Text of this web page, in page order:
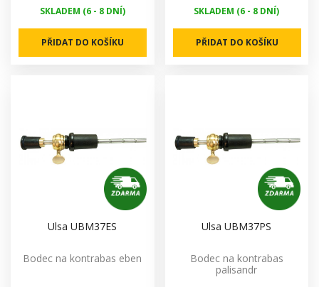
SKLADEM (6 - 8 DNÍ)
PŘIDAT DO KOŠÍKU
SKLADEM (6 - 8 DNÍ)
PŘIDAT DO KOŠÍKU
Ulsa UBM37ES
Bodec na kontrabas eben
Ulsa UBM37PS
Bodec na kontrabas
palisandr